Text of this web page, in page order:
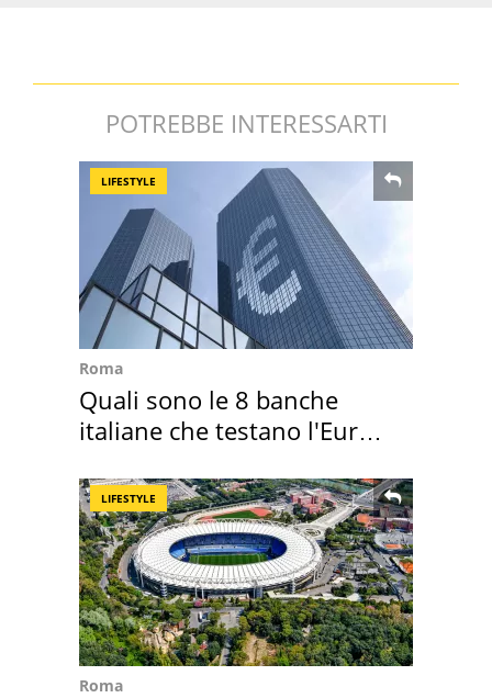
POTREBBE INTERESSARTI
LIFESTYLE
Roma
Quali sono le 8 banche
italiane che testano l'Euro
LIFESTYLE
Roma